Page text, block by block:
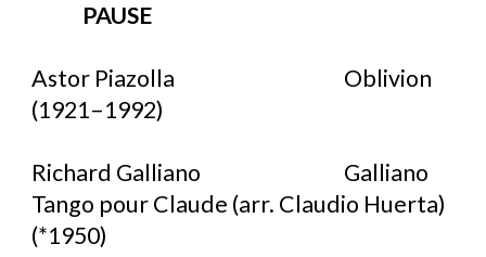
PAUSE
Astor Piazolla
Oblivion
(1921–1992)
Richard Galliano
Galliano
Tango pour Claude (arr. Claudio Huerta)
(*1950)